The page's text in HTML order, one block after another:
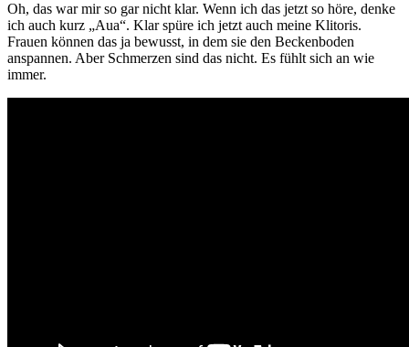
Oh, das war mir so gar nicht klar. Wenn ich das jetzt so höre, denke
ich auch kurz „Aua“. Klar spüre ich jetzt auch meine Klitoris.
Frauen können das ja bewusst, in dem sie den Beckenboden
anspannen. Aber Schmerzen sind das nicht. Es fühlt sich an wie
immer.